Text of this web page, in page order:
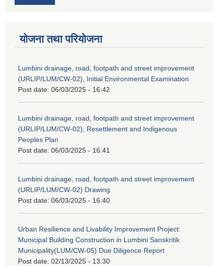
योजना तथा परियोजना
Lumbini drainage, road, footpath and street improvement
(URLIP/LUM/CW-02), Initial Environmental Examination
Post date: 06/03/2025 - 16:42
Lumbini drainage, road, footpath and street improvement
(URLIP/LUM/CW-02), Resettlement and Indigenous
Peoples Plan
Post date: 06/03/2025 - 16:41
Lumbini drainage, road, footpath and street improvement
(URLIP/LUM/CW-02) Drawing
Post date: 06/03/2025 - 16:40
Urban Resilience and Livability Improvement Project:
Municipal Building Construction in Lumbini Sanskritik
Municipality(LUM/CW-05) Due Diligence Report
Post date: 02/13/2025 - 13:30